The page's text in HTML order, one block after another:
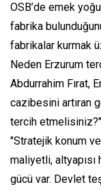
OSB’de emek
fabrika
fabrikalar kurmak
Neden Erzurum
Abdurrahim Fırat,
cazibesini artıran
tercih
"Stratejik konum
maliyetli, altyapısı
gücü var. Devlet